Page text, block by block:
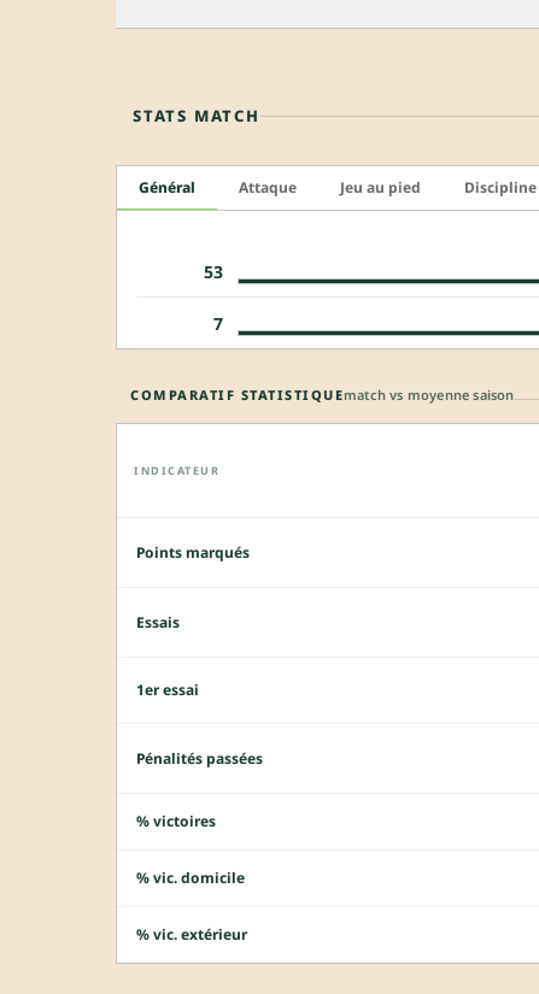
STATS MATCH
Général Attaque Jeu au pied Discipline
53
7
COMPARATIF STATISTIQUEmatch vs moyenne saison
INDICATEUR
Points marqués
Essais
1er essai
Pénalités passées
% victoires
% vic. domicile
% vic. extérieur